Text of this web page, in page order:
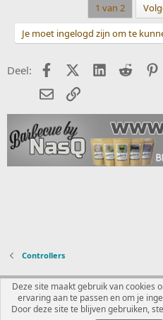
1 van 2
Je moet ingelogd zijn om te
Deel: FacebookX (Twitter)
LinkedIn
Reddit
E-mailkoppeling
Controllers
Nederlands
Contact
Voorwaarden en regels
Deze site maakt gebruik van cookies
ervaring aan te passen en om je
Door deze site te blijven gebruiken,